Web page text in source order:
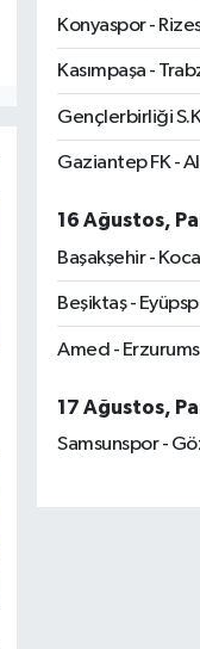
Konyaspor -
Kasımpaşa -
Gençlerbirliği
Gaziantep FK -
16 Ağustos,
Başakşehir -
Beşiktaş -
Amed -
17 Ağustos,
Samsunspor -